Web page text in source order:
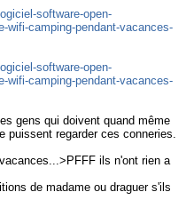
software-open-
wifi-camping-pendant-vacances-
software-open-
wifi-camping-pendant-vacances-
gens qui doivent quand même
puissent regarder ces conneries.
ils n'ont rien a
de madame ou draguer s'ils